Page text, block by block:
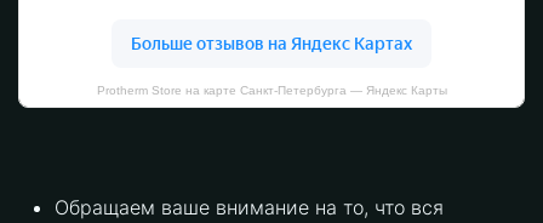
Protherm Store на карте Санкт‑Петербурга — Яндекс Карты
Обращаем ваше внимание на то, что вся